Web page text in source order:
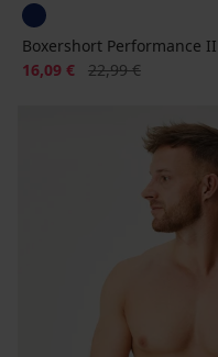
Boxershort Performance
Korting
16,09 € Oorspronkelijke
22,99 €